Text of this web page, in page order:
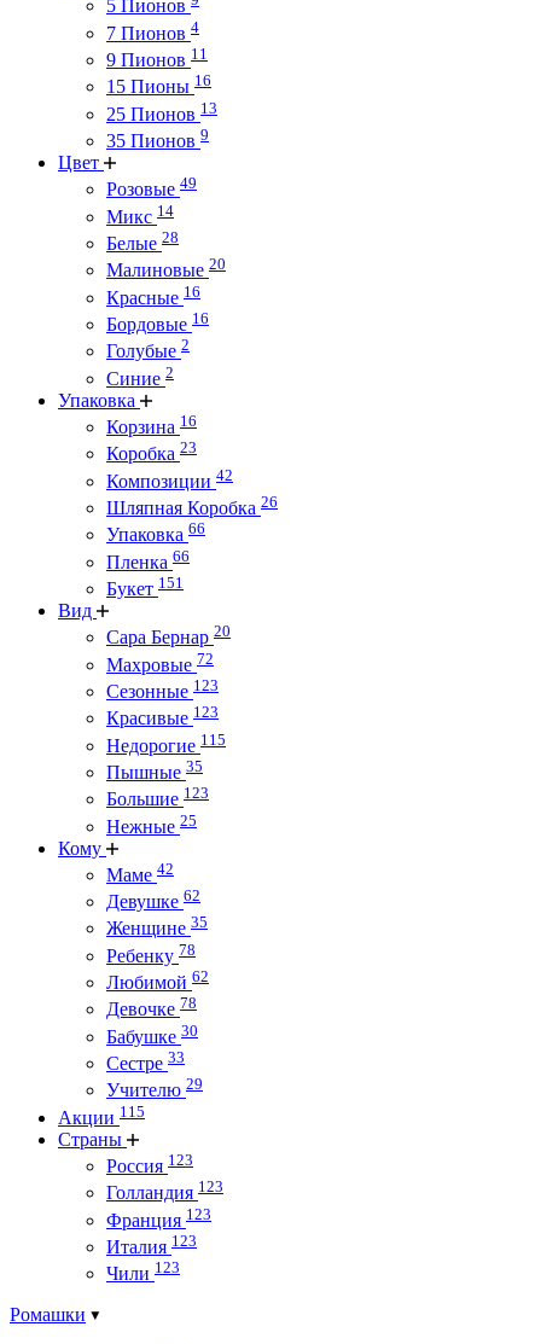
5 Пионов
7 Пионов 4
9 Пионов 11
15 Пионы 16
25 Пионов 13
35 Пионов 9
Цвет
Розовые 49
Микс 14
Белые 28
Малиновые 20
Красные 16
Бордовые 16
Голубые 2
Синие 2
Упаковка
Корзина 16
Коробка 23
Композиции 42
Шляпная Коробка 26
Упаковка 66
Пленка 66
Букет 151
Вид
Сара Бернар 20
Махровые 72
Сезонные 123
Красивые 123
Недорогие 115
Пышные 35
Большие 123
Нежные 25
Кому
Маме 42
Девушке 62
Женщине 35
Ребенку 78
Любимой 62
Девочке 78
Бабушке 30
Сестре 33
Учителю 29
Акции 115
Страны
Россия 123
Голландия 123
Франция 123
Италия 123
Чили 123
Ромашки